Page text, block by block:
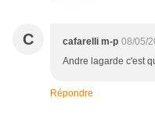
C cafarelli m-p 08/05/
Andre lagarde c'est
Répondre